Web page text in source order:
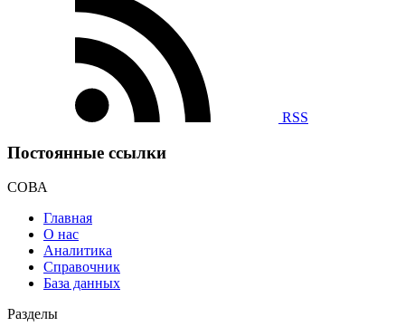
RSS
Постоянные ссылки
СОВА
Главная
О нас
Аналитика
Справочник
База данных
Разделы